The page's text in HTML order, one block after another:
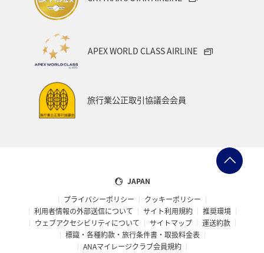
APEX WORLD CLASS AIRLINE
旅行業公正取引協議会会員
JAPAN
プライバシーポリシー
クッキーポリシー
利用者情報の外部送信について
サイト利用規約
推奨環境
ウェブアクセシビリティについて
サイトマップ
運送約款
標識・各種約款・旅行条件書・取扱料金表
ANAマイレージクラブ会員規約